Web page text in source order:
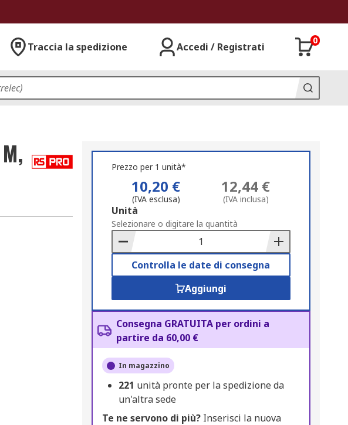
Traccia la spedizione Accedi / Registrati
0
Prezzo per 1 unità*
10,20 €
(IVA esclusa)
12,44 €
(IVA inclusa)
Add
to
Basket
Unità
Selezionare o digitare la quantità
Controlla le date di consegna
Aggiungi
Consegna GRATUITA per ordini a
partire da 60,00 €
In magazzino
221 unità pronte per la spedizione da
un'altra sede
Te ne servono di più?Inserisci la nuova